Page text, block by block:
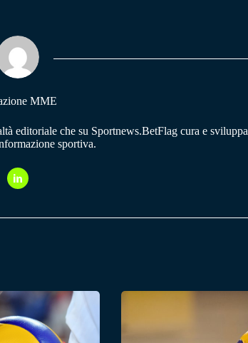
MME
editoriale che su Sportnews.BetFlag cura e sviluppa
sportiva.